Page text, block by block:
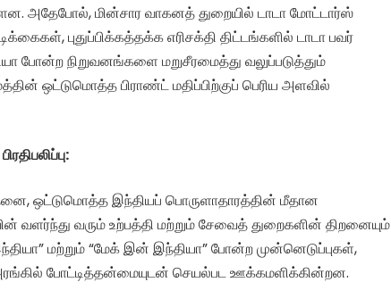
அதேபோல், மின்சார வாகனத் துறையில் டாடா மோட்டார்ஸ்
புதுப்பிக்கத்தக்க எரிசக்தி திட்டங்களில் டாடா பவர்
போன்ற நிறுவனங்களை மறுசீரமைத்து வலுப்படுத்தும்
ஒட்டுமொத்த பிராண்ட் மதிப்பிற்குப் பெரிய அளவில்
ஒட்டுமொத்த இந்தியப் பொருளாதாரத்தின் மீதான
வளர்ந்து வரும் உற்பத்தி மற்றும் சேவைத் துறைகளின் திறனையும்
இந்தியா” மற்றும் “மேக் இன் இந்தியா” போன்ற முன்னெடுப்புகள்,
போட்டித்தன்மையுடன் செயல்பட ஊக்கமளிக்கின்றன.